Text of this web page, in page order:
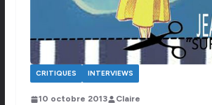
CRITIQUES INTERVIEWS
10 octobre 2013 Claire